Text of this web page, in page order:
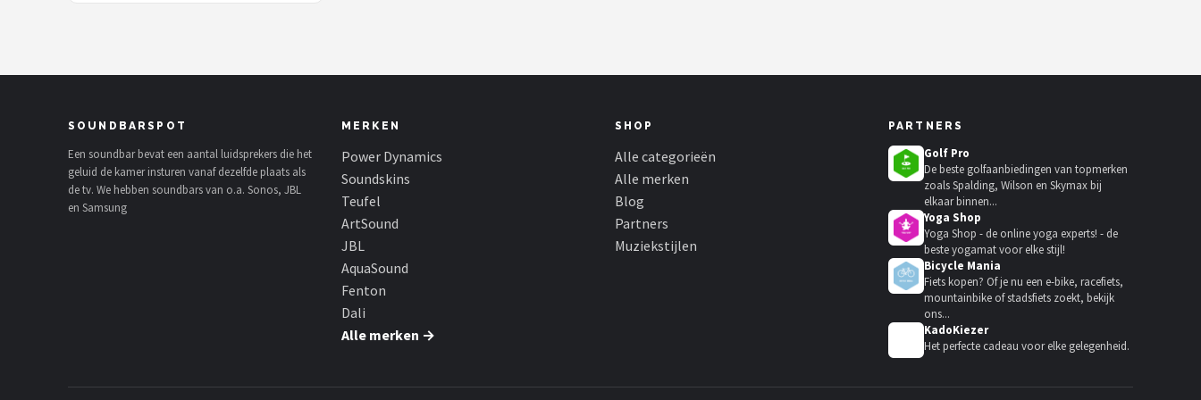
SOUNDBARSPOT
Een soundbar bevat een aantal luidsprekers die het
geluid de kamer insturen vanaf dezelfde plaats als
de tv. We hebben soundbars van o.a. Sonos, JBL
en Samsung
MERKEN
Power Dynamics
Soundskins
Teufel
ArtSound
JBL
AquaSound
Fenton
Dali
Alle merken →
SHOP
Alle categorieën
Alle merken
Blog
Partners
Muziekstijlen
PARTNERS
Golf Pro
De beste golfaanbiedingen van topmerken
zoals Spalding, Wilson en Skymax bij
elkaar binnen...
Yoga Shop
Yoga Shop - de online yoga experts! - de
beste yogamat voor elke stijl!
Bicycle Mania
Fiets kopen? Of je nu een e-bike, racefiets,
mountainbike of stadsfiets zoekt, bekijk
ons...
KadoKiezer
Het perfecte cadeau voor elke gelegenheid.